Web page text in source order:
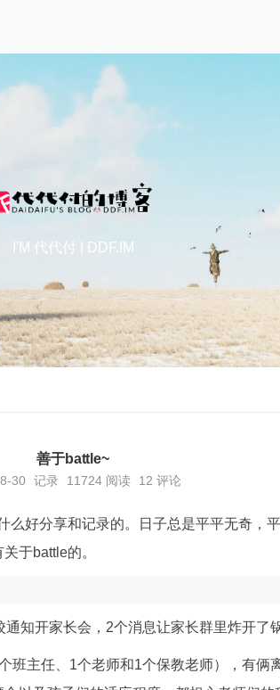
I'M 代代付 | DDF.IM
善于battle~
30 记录 11724 阅读 12 评论
好分享和记录的。日子总是平平无奇，
于battle的。
知开家长会，2个消息让家长群里炸开了
班主任、1个老师和1个保教老师），有俩